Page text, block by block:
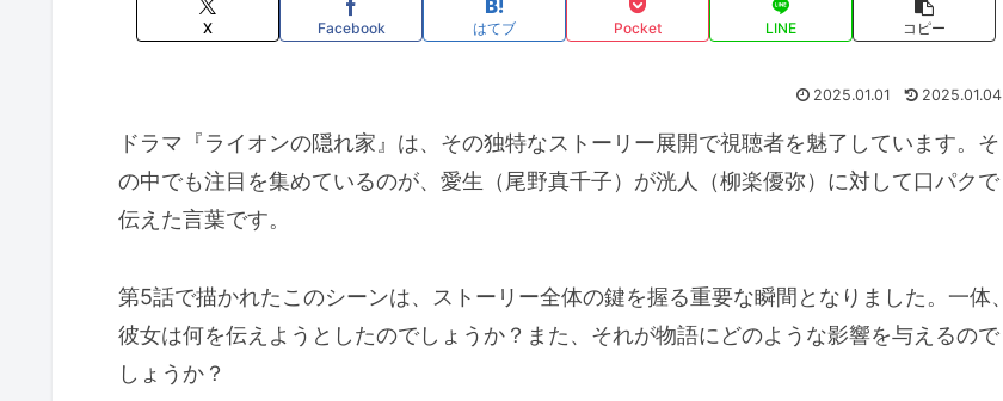
X Facebook はてブ Pocket LINE コピー
2025.01.01 2025.01.04
ドラマ『ライオンの隠れ家』は、その独特なストーリー展開で視聴者を魅了しています。そ
の中でも注目を集めているのが、愛生（尾野真千子）が洸人（柳楽優弥）に対して口パクで
伝えた言葉です。
第5話で描かれたこのシーンは、ストーリー全体の鍵を握る重要な瞬間となりました。一体、
彼女は何を伝えようとしたのでしょうか？また、それが物語にどのような影響を与えるので
しょうか？